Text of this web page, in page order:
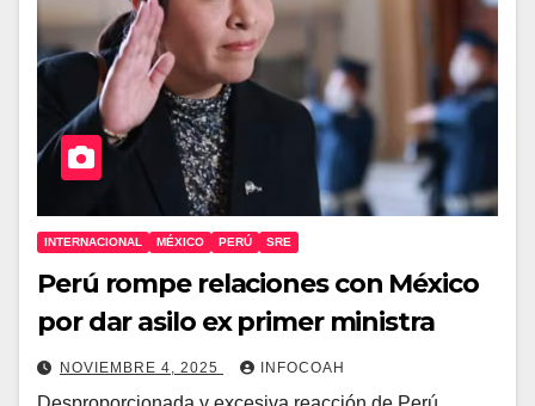
INTERNACIONAL MÉXICO PERÚ SRE
Perú rompe relaciones con México
por dar asilo ex primer ministra
NOVIEMBRE 4, 2025 INFOCOAH